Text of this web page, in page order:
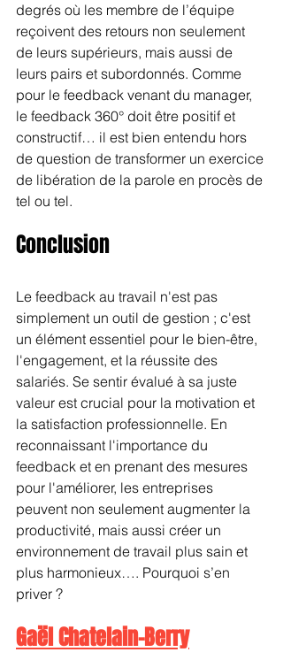
degrés où les membre de l’équipe
reçoivent des retours non seulement
de leurs supérieurs, mais aussi de
leurs pairs et subordonnés. Comme
pour le feedback venant du manager,
le feedback 360° doit être positif et
constructif… il est bien entendu hors
de question de transformer un exercice
de libération de la parole en procès de
tel ou tel.
Conclusion
Le feedback au travail n'est pas
simplement un outil de gestion ; c'est
un élément essentiel pour le bien-être,
l'engagement, et la réussite des
salariés. Se sentir évalué à sa juste
valeur est crucial pour la motivation et
la satisfaction professionnelle. En
reconnaissant l'importance du
feedback et en prenant des mesures
pour l'améliorer, les entreprises
peuvent non seulement augmenter la
productivité, mais aussi créer un
environnement de travail plus sain et
plus harmonieux…. Pourquoi s’en
priver ?
Gaël Chatelain-Berry